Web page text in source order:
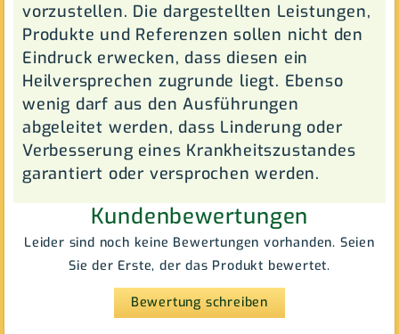
vorzustellen. Die dargestellten Leistungen,
Produkte und Referenzen sollen nicht den
Eindruck erwecken, dass diesen ein
Heilversprechen zugrunde liegt. Ebenso
wenig darf aus den Ausführungen
abgeleitet werden, dass Linderung oder
Verbesserung eines Krankheitszustandes
garantiert oder versprochen werden.
Kundenbewertungen
Leider sind noch keine Bewertungen vorhanden. Seien
Sie der Erste, der das Produkt bewertet.
Bewertung schreiben